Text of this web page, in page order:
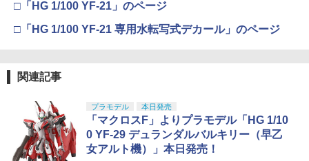
□「HG 1/100 YF-21」のページ
□「HG 1/100 YF-21 専用水転写式デカール」のページ
関連記事
プラモデル 本日発売
「マクロスF」よりプラモデル「HG 1/10
0 YF-29 デュランダルバルキリー（早乙
女アルト機）」本日発売！